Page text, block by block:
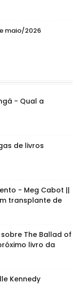
maio/2026
- Qual a
de livros
- Meg Cabot ||
transplante de
The Ballad of
livro da
Kennedy